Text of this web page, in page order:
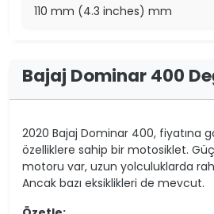
110 mm (4.3 inches) mm
Bajaj Dominar 400
2020 Bajaj Dominar 400, fiyatına
özelliklere sahip bir motosiklet.
motoru var, uzun yolculuklarda
Ancak bazı eksiklikleri de mevcut.